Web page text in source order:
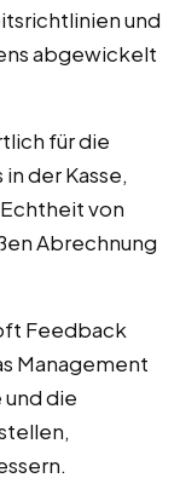
und
abgewickelt
für die
der Kasse,
von
Abrechnung
Feedback
Management
die